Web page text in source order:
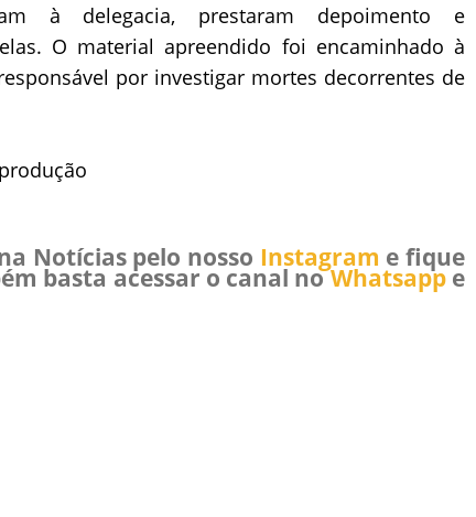
à delegacia, prestaram depoimento e
O material apreendido foi encaminhado à
por investigar mortes decorrentes de
Notícias pelo nosso Instagram e fique
basta acessar o canal noWhatsappe